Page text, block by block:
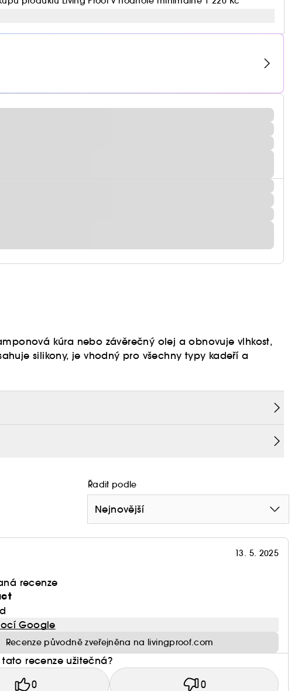
kúra nebo závěrečný olej a obnovuje vlhkost,
silikony, je vhodný pro všechny typy kadeří a
Řadit podle
Nejnovější
13. 5. 2025
recenze
Google
Recenze původně zveřejněna na livingproof.com
tato recenze užitečná?
0 0